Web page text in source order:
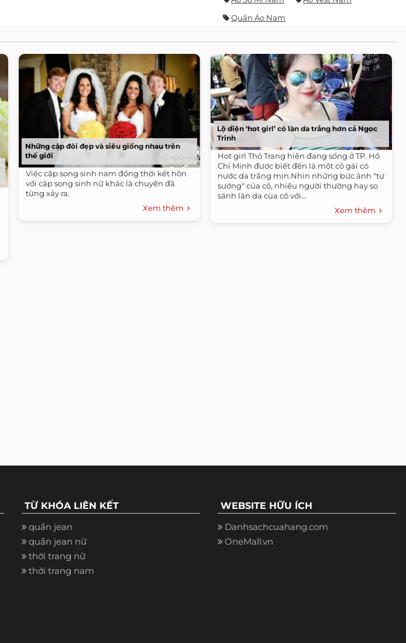
Quần Áo Nam
Những cặp đôi đẹp và siêu giống nhau trên
thế giới
Việc cặp song sinh nam đồng thời kết hôn
với cặp song sinh nữ khác là chuyện đã
từng xảy ra.
Xem thêm
Lộ diện ‘hot girl’ có làn da trắng hơn cả Ngọc
Trinh
Hot girl Thỏ Trang hiện đang sống ở TP. Hồ
Chí Minh được biết đến là một cô gái có
nước da trắng mịn.Nhìn những bức ảnh "tự
sướng" của cô, nhiều người thường hay so
sánh làn da cùa cô với...
Xem thêm
TỪ KHÓA LIÊN KẾT
quần jean
quần jean nữ
thời trang nữ
thời trang nam
WEBSITE HỮU ÍCH
Danhsachcuahang.com
OneMall.vn